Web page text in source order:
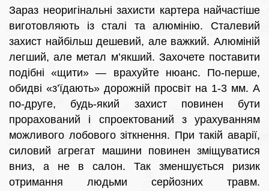
Зараз неоригінальні захисти картера найчастіше
виготовляють із сталі та алюмінію. Сталевий
захист найбільш дешевий, але важкий. Алюміній
легший, але метал м’якший. Захочете поставити
подібні «щити» — врахуйте нюанс. По-перше,
обидві «з’їдають» дорожній просвіт на 1-3 мм. А
по-друге, будь-який захист повинен бути
прорахований і спроектований з урахуванням
можливого лобового зіткнення. При такій аварії,
силовий агрегат машини повинен зміщуватися
вниз, а не в салон. Так зменшується ризик
отримання людьми серйозних травм.